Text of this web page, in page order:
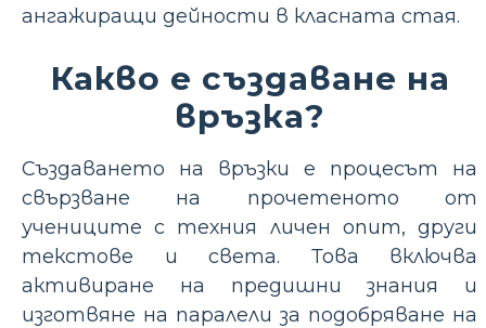
ангажиращи дейности в класната стая.
Какво е създаване на
връзка?
Създаването на връзки е процесът на
свързване на прочетеното от
учениците с техния личен опит, други
текстове и света. Това включва
активиране на предишни знания и
изготвяне на паралели за подобряване на